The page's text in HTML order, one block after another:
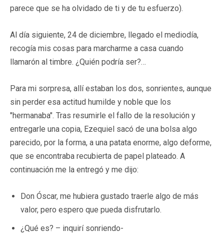
parece que se ha olvidado de ti y de tu esfuerzo).
Al día siguiente, 24 de diciembre, llegado el mediodía,
recogía mis cosas para marcharme a casa cuando
llamarón al timbre. ¿Quién podría ser?…
Para mi sorpresa, allí estaban los dos, sonrientes, aunque
sin perder esa actitud humilde y noble que los
"hermanaba". Tras resumirle el fallo de la resolución y
entregarle una copia, Ezequiel sacó de una bolsa algo
parecido, por la forma, a una patata enorme, algo deforme,
que se encontraba recubierta de papel plateado. A
continuación me la entregó y me dijo:
Don Óscar, me hubiera gustado traerle algo de más
valor, pero espero que pueda disfrutarlo.
¿Qué es? – inquirí sonriendo-